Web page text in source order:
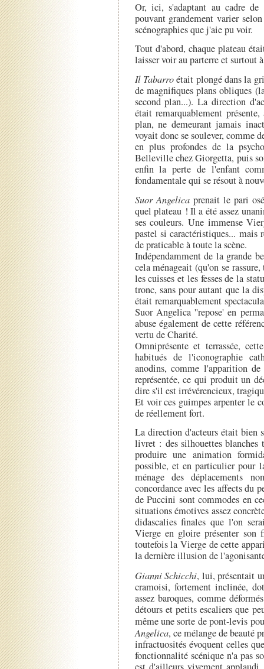
Or, ici, s'adaptant au cadre
pouvant grandement varier
scénographies que j'aie pu voir.
Tout d'abord, chaque plateau
laisser voir au parterre et surtout
Il Tabarroétait plongé dans la
de magnifiques plans obliques
second plan...). La direction
était remarquablement
plan, ne demeurant jamais
voyait donc se soulever, comme
en plus profondes de la
Belleville chez Giorgetta, puis
enfin la perte de l'enfant
fondamentale qui se résout à
Suor Angelicaprenait le pari
quel plateau ! Il a été assez
ses couleurs. Une immense
pastel si caractéristiques... mais
de praticable à toute la scène.
Indépendamment de la grande
cela ménageait (qu'on se
les cuisses et les fesses de la
tronc, sans pour autant que la
était remarquablement
Suor Angelica ''repose' en
abuse également de cette
vertu de Charité.
Omniprésente et terrassée,
habitués de l'iconographie
anodins, comme l'apparition
représentée, ce qui produit un
dire s'il est irrévérencieux,
Et voir ces guimpes arpenter le
de réellement fort.
La direction d'acteurs était
livret : des silhouettes blanches
produire une animation
possible, et en particulier pour
ménage des déplacements
concordance avec les affects du
de Puccini sont commodes en
situations émotives assez
didascalies finales que l'on
Vierge en gloire présenter
toutefois la Vierge de cette
la dernière illusion de
Gianni Schicchi, lui, présentait
cramoisi, fortement inclinée,
assez baroques, comme
détours et petits escaliers que
même une sorte de pont-levis
Angelica, ce mélange de beauté
infractuosités évoquent celles
fonctionnalité scénique n'a pas
est d'ailleurs vivement